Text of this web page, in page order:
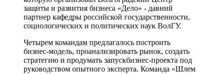
защиты и развития бизнеса «Дело» - давний
партнер кафедры российской государственности,
социологических и политических наук ВолГУ.
Четырем командам предлагалось построить
бизнес-модель, проанализировать рынок, создать
стратегию и продумать запускбизнес-проекта под
руководством опытного эксперта. Команда «Шлем